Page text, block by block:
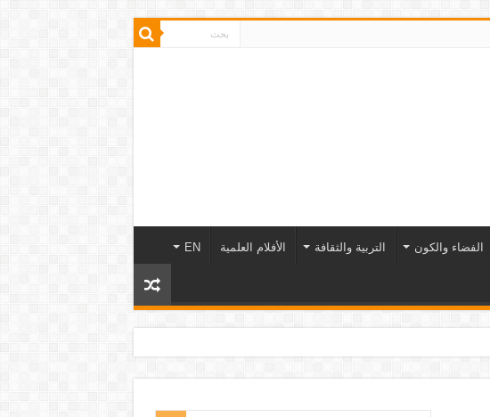
الفضاء والكون التربية والثقافة الأفلام العلمية EN